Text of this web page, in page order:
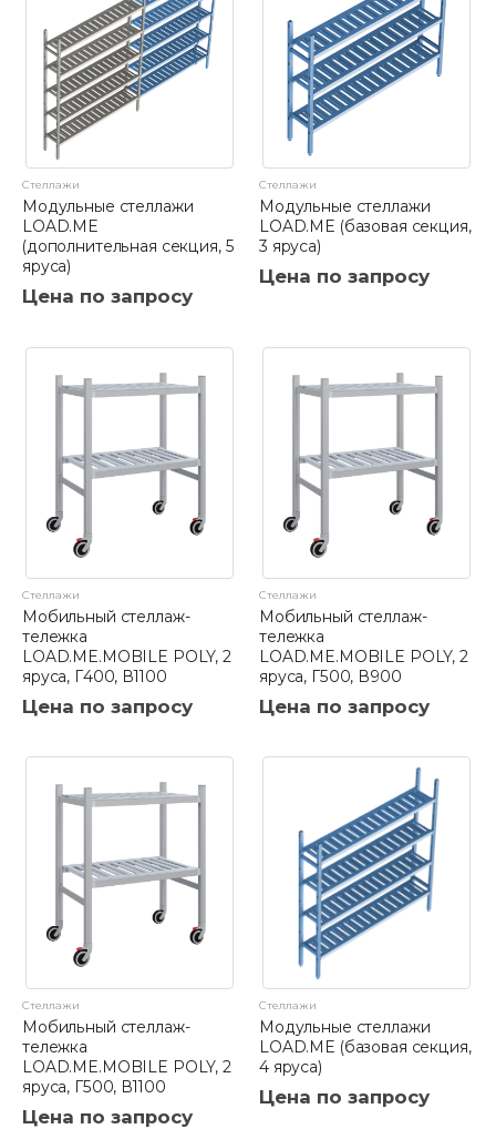
Стеллажи
Модульные стеллажи
LOAD.ME
(дополнительная секция, 5
яруса)
Цена по запросу
Стеллажи
Модульные стеллажи
LOAD.ME (базовая секция,
3 яруса)
Цена по запросу
Стеллажи
Мобильный стеллаж-
тележка
LOAD.ME.MOBILE POLY, 2
яруса, Г400, В1100
Цена по запросу
Стеллажи
Мобильный стеллаж-
тележка
LOAD.ME.MOBILE POLY, 2
яруса, Г500, В900
Цена по запросу
Стеллажи
Мобильный стеллаж-
тележка
LOAD.ME.MOBILE POLY, 2
яруса, Г500, В1100
Цена по запросу
Стеллажи
Модульные стеллажи
LOAD.ME (базовая секция,
4 яруса)
Цена по запросу